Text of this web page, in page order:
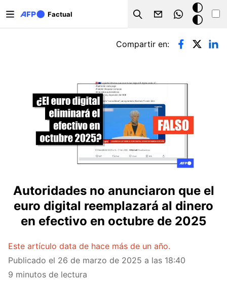
Factual
Search
Modo
oscuro
Solapas principales
Compartir en:
Autoridades no anunciaron que el
euro digital reemplazará al dinero
en efectivo en octubre de 2025
Este artículo data de hace más de un año.
Publicado el 26 de marzo de 2025 a las 18:40
9 minutos de lectura